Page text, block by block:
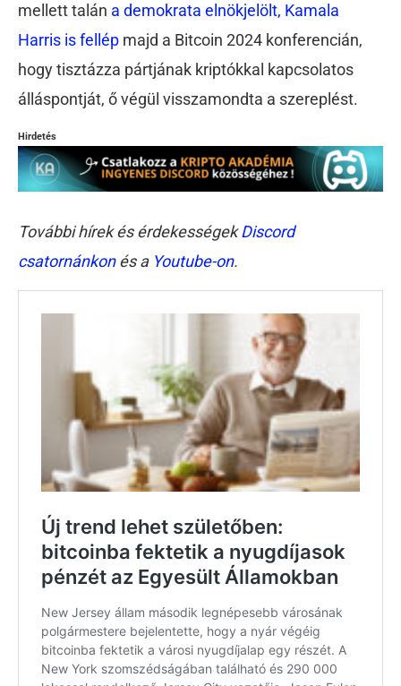
mellett talán a demokrata elnökjelölt, Kamala
Harris is fellép majd a Bitcoin 2024 konferencián,
hogy tisztázza pártjának kriptókkal kapcsolatos
álláspontját, ő végül visszamondta a szereplést.
Hirdetés
További hírek és érdekességekDiscord
csatornánkonés a Youtube-on.